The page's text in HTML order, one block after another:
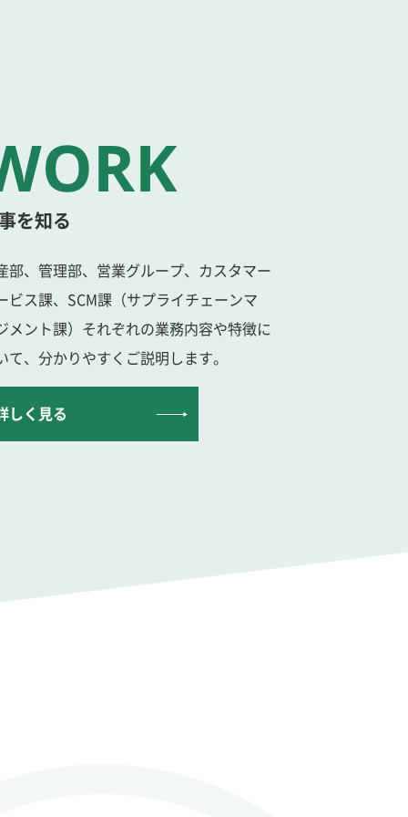
を知る
部、管理部、営業グループ、カスタマー
ビス課、SCM課（サプライチェーンマ
メント課）それぞれの業務内容や特徴に
て、分かりやすくご説明します。
しく見る